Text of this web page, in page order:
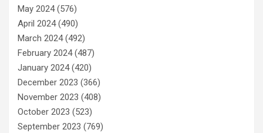
May 2024(576)
April 2024(490)
March 2024(492)
February 2024(487)
January 2024(420)
December 2023 (366)
November 2023 (408)
October 2023 (523)
September 2023 (769)